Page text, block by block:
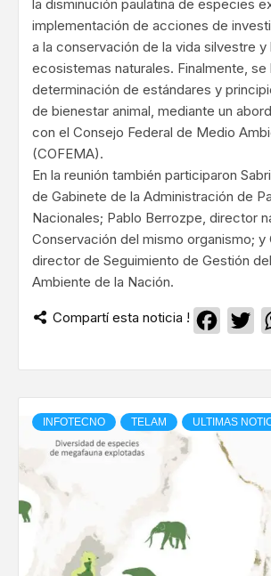
la disminución paulatina de especies
implementación de acciones de
a la conservación de la vida silvestre y
ecosistemas naturales. Finalmente, se
determinación de estándares y
de bienestar animal, mediante un
con el Consejo Federal de Medio
(COFEMA).
En la reunión también participaron
de Gabinete de la Administración de
Nacionales; Pablo Berrozpe, director
Conservación del mismo organismo; y
director de Seguimiento de Gestión
Ambiente de la Nación.
Compartí esta noticia !
INFOTECNO TELAM ULTIMAS